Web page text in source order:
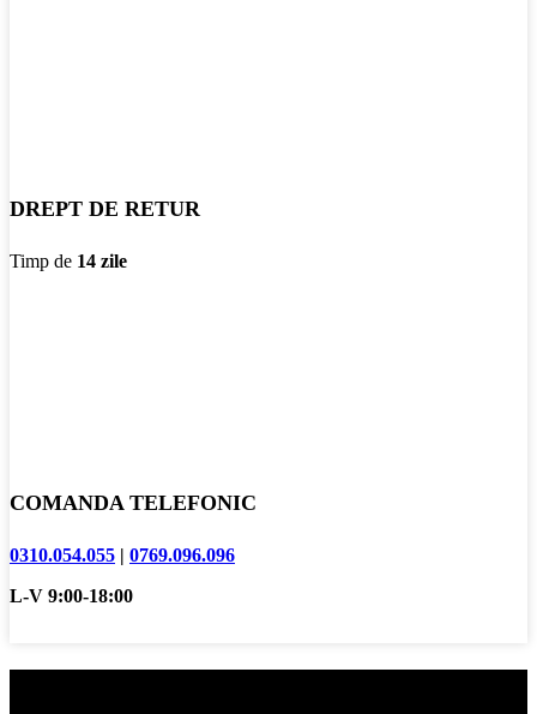
DREPT DE RETUR
Timp de 14 zile
COMANDA TELEFONIC
0310.054.055 | 0769.096.096
L-V 9:00-18:00